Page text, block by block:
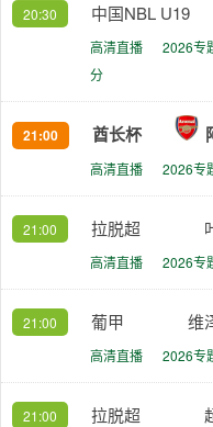
20:30 中国NBL U19
高清直播 2026专
分
21:00 酋长杯
高清直播 2026专
21:00 拉脱超
高清直播 2026专
21:00 葡甲 维
高清直播 2026专
21:00 拉脱超